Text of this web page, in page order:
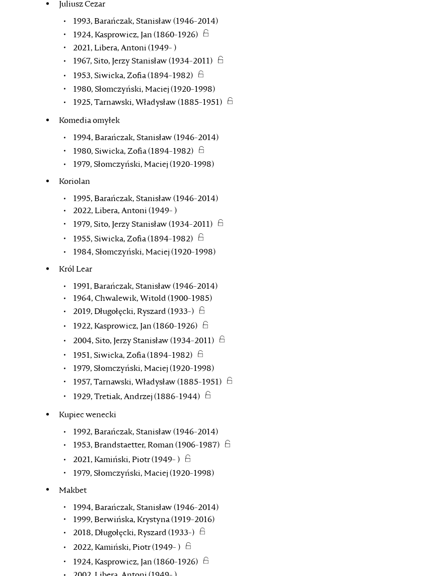
Juliusz Cezar
1993, Barańczak, Stanisław (1946-2014)
1924, Kasprowicz, Jan (1860-1926)
2021, Libera, Antoni (1949- )
1967, Sito, Jerzy Stanisław (1934-2011)
1953, Siwicka, Zofia (1894-1982)
1980, Słomczyński, Maciej (1920-1998)
1925, Tarnawski, Władysław (1885-1951)
Komedia omyłek
1994, Barańczak, Stanisław (1946-2014)
1980, Siwicka, Zofia (1894-1982)
1979, Słomczyński, Maciej (1920-1998)
Koriolan
1995, Barańczak, Stanisław (1946-2014)
2022, Libera, Antoni (1949- )
1979, Sito, Jerzy Stanisław (1934-2011)
1955, Siwicka, Zofia (1894-1982)
1984, Słomczyński, Maciej (1920-1998)
Król Lear
1991, Barańczak, Stanisław (1946-2014)
1964, Chwalewik, Witold (1900-1985)
2019, Długołęcki, Ryszard (1933-)
1922, Kasprowicz, Jan (1860-1926)
2004, Sito, Jerzy Stanisław (1934-2011)
1951, Siwicka, Zofia (1894-1982)
1979, Słomczyński, Maciej (1920-1998)
1957, Tarnawski, Władysław (1885-1951)
1929, Tretiak, Andrzej (1886-1944)
Kupiec wenecki
1992, Barańczak, Stanisław (1946-2014)
1953, Brandstaetter, Roman (1906-1987)
2021, Kamiński, Piotr (1949- )
1979, Słomczyński, Maciej (1920-1998)
Makbet
1994, Barańczak, Stanisław (1946-2014)
1999, Berwińska, Krystyna (1919-2016)
2018, Długołęcki, Ryszard (1933-)
2022, Kamiński, Piotr (1949- )
1924, Kasprowicz, Jan (1860-1926)